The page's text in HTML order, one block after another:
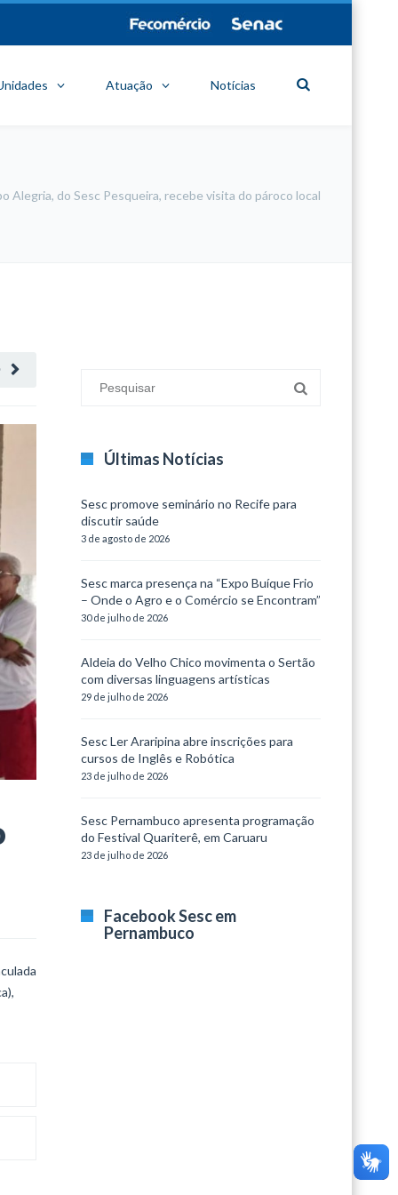
Atuação Notícias
Alegria, do Sesc Pesqueira, recebe visita do pároco local
Últimas Notícias
Sesc promove seminário no Recife para
discutir saúde
3 de agosto de 2026
Sesc marca presença na “Expo Buíque Frio
– Onde o Agro e o Comércio se Encontram”
30 de julho de 2026
Aldeia do Velho Chico movimenta o Sertão
com diversas linguagens artísticas
29 de julho de 2026
Sesc Ler Araripina abre inscrições para
cursos de Inglês e Robótica
23 de julho de 2026
Sesc Pernambuco apresenta programação
do Festival Quariterê, em Caruaru
23 de julho de 2026
Facebook Sesc em
Pernambuco